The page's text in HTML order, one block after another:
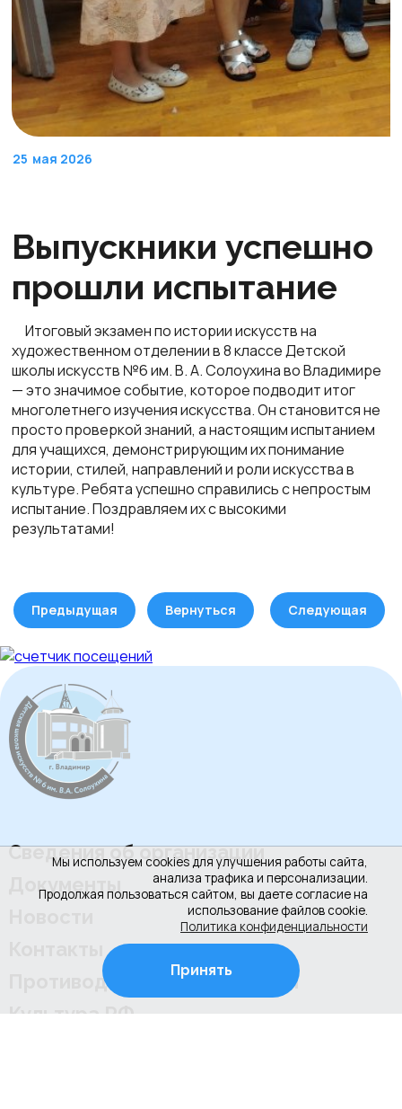
Мы используем cookies для улучшения работы сайта,
анализа трафика и персонализации.
Продолжая пользоваться сайтом, вы даете согласие на
использование файлов cookie.
Политика конфиденциальности
Принять
25 мая 2026
Выпускники успешно
прошли испытание
Итоговый экзамен по истории искусств на
художественном отделении в 8 классе Детской
школы искусств №6 им. В. А. Солоухина во Владимире
— это значимое событие, которое подводит итог
многолетнего изучения искусства. Он становится не
просто проверкой знаний, а настоящим испытанием
для учащихся, демонстрирующим их понимание
истории, стилей, направлений и роли искусства в
культуре. Ребята успешно справились с непростым
испытание. Поздравляем их с высокими
результатами!
Предыдущая Вернуться Следующая
Сведения об организации
Документы
Противодействие коррупции
Культура РФ